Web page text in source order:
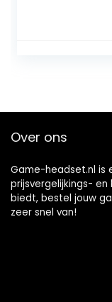
Mac.
Swivel
Over ons
Game-headset.nl is
prijsvergelijkings-
biedt, bestel jouw
zeer snel van!